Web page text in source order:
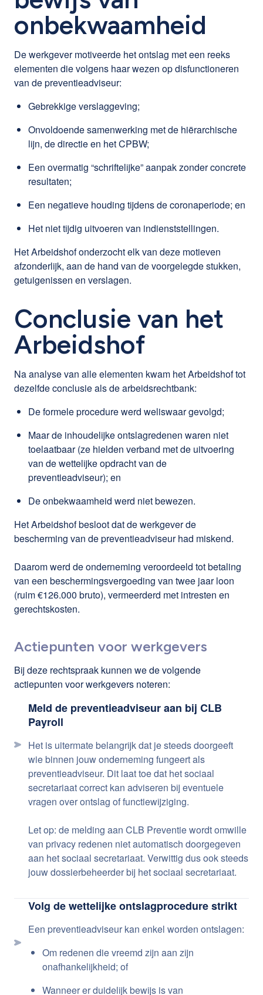
onbekwaamheid
De werkgever motiveerde het ontslag met een reeks
elementen die volgens haar wezen op disfunctioneren
van de preventieadviseur:
Gebrekkige verslaggeving;
Onvoldoende samenwerking met de hiërarchische
lijn, de directie en het CPBW;
Een overmatig “schriftelijke” aanpak zonder concrete
resultaten;
Een negatieve houding tijdens de coronaperiode; en
Het niet tijdig uitvoeren van indienststellingen.
Het Arbeidshof onderzocht elk van deze motieven
afzonderlijk, aan de hand van de voorgelegde stukken,
getuigenissen en verslagen.
Conclusie van het
Arbeidshof
Na analyse van alle elementen kwam het Arbeidshof tot
dezelfde conclusie als de arbeidsrechtbank:
De formele procedure werd weliswaar gevolgd;
Maar de inhoudelijke ontslagredenen waren niet
toelaatbaar (ze hielden verband met de uitvoering
van de wettelijke opdracht van de
preventieadviseur); en
De onbekwaamheid werd niet bewezen.
Het Arbeidshof besloot dat de werkgever de
bescherming van de preventieadviseur had miskend.
Daarom werd de onderneming veroordeeld tot betaling
van een beschermingsvergoeding van twee jaar loon
(ruim €126.000 bruto), vermeerderd met intresten en
gerechtskosten.
Actiepunten voor werkgevers
Bij deze rechtspraak kunnen we de volgende
actiepunten voor werkgevers noteren:
Meld de preventieadviseur aan bij CLB
Payroll
Het is uitermate belangrijk dat je steeds doorgeeft
wie binnen jouw onderneming fungeert als
preventieadviseur. Dit laat toe dat het sociaal
secretariaat correct kan adviseren bij eventuele
vragen over ontslag of functiewijziging.
Let op: de melding aan CLB Preventie wordt omwille
van privacy redenen niet automatisch doorgegeven
aan het sociaal secretariaat. Verwittig dus ook steeds
jouw dossierbeheerder bij het sociaal secretariaat.
Volg de wettelijke ontslagprocedure strikt
Een preventieadviseur kan enkel worden ontslagen:
Om redenen die vreemd zijn aan zijn
onafhankelijkheid; of
Wanneer er duidelijk bewijs is van